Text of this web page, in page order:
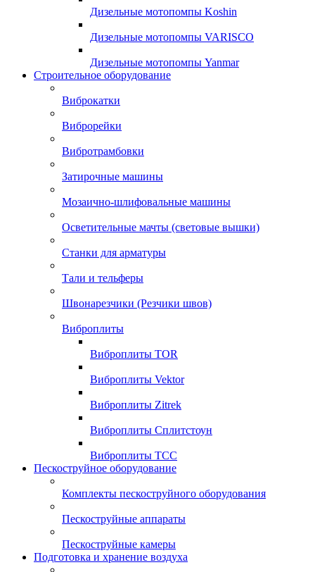
Дизельные мотопомпы Koshin
Дизельные мотопомпы VARISCO
Дизельные мотопомпы Yanmar
Строительное оборудование
Виброкатки
Виброрейки
Вибротрамбовки
Затирочные машины
Мозаично-шлифовальные машины
Осветительные мачты (световые вышки)
Станки для арматуры
Тали и тельферы
Швонарезчики (Резчики швов)
Виброплиты
Виброплиты TOR
Виброплиты Vektor
Виброплиты Zitrek
Виброплиты Сплитстоун
Виброплиты ТСС
Пескоструйное оборудование
Комплекты пескоструйного оборудования
Пескоструйные аппараты
Пескоструйные камеры
Подготовка и хранение воздуха